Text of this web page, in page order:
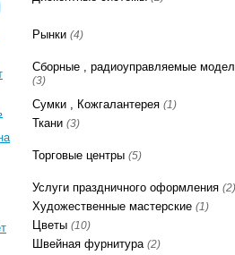
Рынки (4)
Сборные , радиоуправляемые
(3)
Сумки , Кожгалантерея (1)
Ткани (3)
Торговые центры (5)
Услуги праздничного оформления (2)
Художественные мастерские (1)
Цветы (10)
Швейная фурнитура (2)